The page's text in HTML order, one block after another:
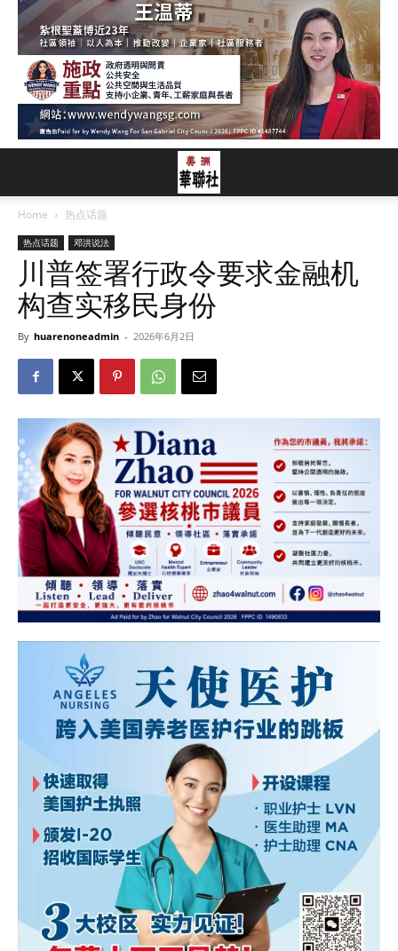
Home 热点话题
热点话题 邓洪说法
川普签署行政令要求金融机
构查实移民身份
By huarenoneadmin - 2026年6月2日